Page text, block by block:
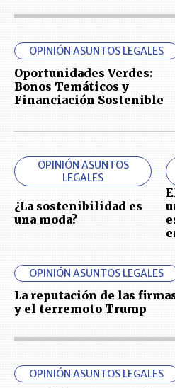
OPINIÓN ASUNTOS LEGALES
Oportunidades Verdes:
Bonos Temáticos y
Financiación Sostenible
OPINIÓN ASUNTOS
LEGALES
¿La sostenibilidad es
una moda?
OPINIÓN ASUNTOS LEGALES
La reputación de las
y el terremoto Trump
OPINIÓN ASUNTOS LEGALES